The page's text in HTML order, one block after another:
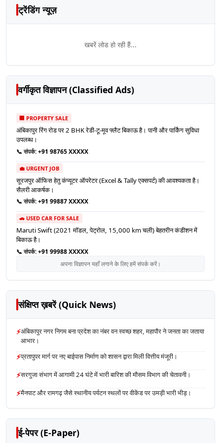
ट्रेंडिंग न्यूज़
खबरें लोड हो रही हैं...
वर्गीकृत विज्ञापन (Classified Ads)
🏢 PROPERTY SALE
अंबिकापुर रिंग रोड पर 2 BHK रेडी-टू-मूव फ्लैट बिकाऊ है। पानी और पार्किंग सुविधा
उपलब्ध।
📞 संपर्क:+91 98765 XXXXX
💼 URGENT JOB
सूरजपुर ऑफिस हेतु कंप्यूटर ऑपरेटर (Excel & Tally एक्सपर्ट) की आवश्यकता है।
सैलरी आकर्षक।
📞 संपर्क:+91 99887 XXXXX
🚗 USED CAR FOR SALE
Maruti Swift (2021 मॉडल, पेट्रोल, 15,000 km चली) बेहतरीन कंडीशन में
बिकाऊ है।
📞 संपर्क:+91 99988 XXXXX
अपना विज्ञापन यहाँ लगाने के लिए हमें संपर्क करें।
संक्षिप्त ख़बरें (Quick News)
⚡अंबिकापुर नगर निगम बना प्रदेश का नंबर वन स्वच्छ शहर, महापौर ने जनता का जताया
आभार।
⚡प्रतापुपर मार्ग पर नए बाईपास निर्माण को शासन द्वारा मिली वित्तीय मंजूरी।
⚡सरगुजा संभाग में आगामी 24 घंटे में भारी बारिश की मौसम विभाग की चेतावनी।
⚡मैनपाट और रामगढ़ जैसे स्थानीय पर्यटन स्थलों पर वीकेंड पर उमड़ी भारी भीड़।
ई-पेपर (E-Paper)